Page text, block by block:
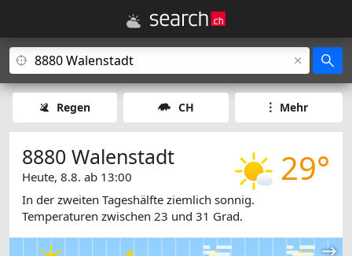
Regen CH Mehr
29°
8880 Walenstadt
Heute, 8.8. ab 13:00
In der zweiten Tageshälfte ziemlich sonnig.
Temperaturen zwischen 23 und 31 Grad.